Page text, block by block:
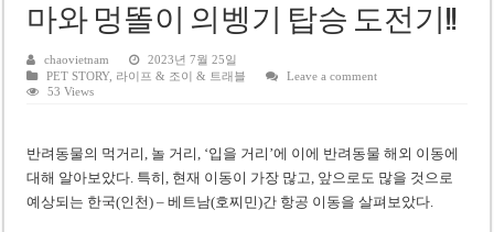
미화원 쪽방 휴게실 논란…허리도 못 펴는 열악한 환경
호찌민시, 올해 국경절 연휴 5일 연속 휴무 확정… 8월 29일~9월 2일
우크라이나 전황 1,623일: 키이우, 탄도미사일 요격 실패…드론, 모스크바 집
미 국방부, 육군 참모총장 임명 난항
조세심판원, 배우 유연석 30억 세금 불복 청구 기각
마와 멍똘이 의벵기 탑승 도전기!!
chaovietnam
2023년 7월 25일
PET STORY, 라이프 & 조이 & 트래블
Leave a comment
53 Views
반려동물의 먹거리, 놀 거리, ‘입을 거리’에 이에 반려동물 해외 이동에
대해 알아보았다. 특히, 현재 이동이 가장 많고, 앞으로도 많을 것으로
예상되는 한국(인천) – 베트남(호찌민)간 항공 이동을 살펴보았다.